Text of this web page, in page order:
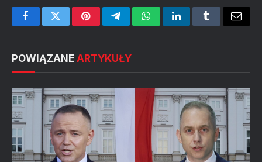
FacebookTwitterPinterestTelegramWhatsAppLinkedInTumblrEmail
POWIĄZANE ARTYKUŁY